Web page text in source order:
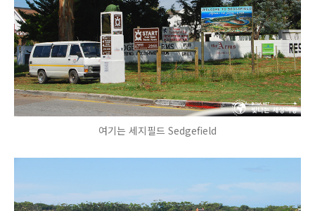
여기는 세지필드 Sedgefield